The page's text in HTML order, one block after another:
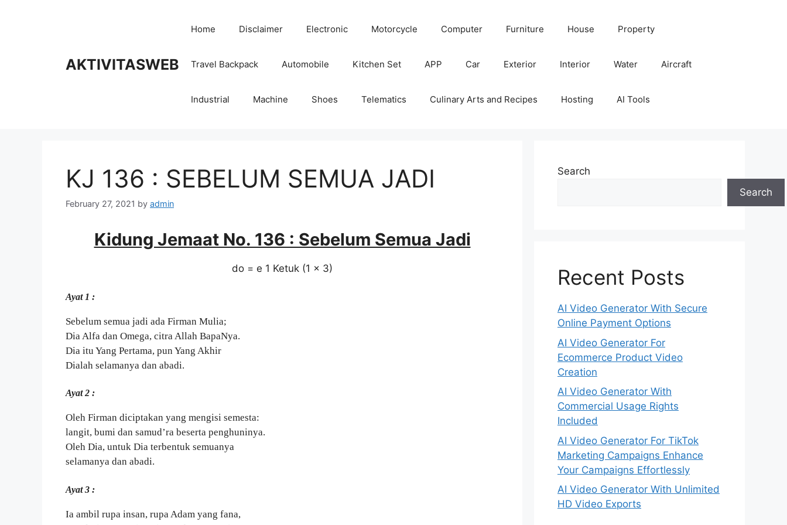
AKTIVITASWEB
Home Disclaimer Electronic Motorcycle Computer Furniture House Property
Travel Backpack Automobile Kitchen Set APP Car Exterior Interior Water Aircraft
Industrial Machine Shoes Telematics Culinary Arts and Recipes Hosting AI Tools
KJ 136 : SEBELUM SEMUA JADI
February 27, 2021 by admin
Kidung Jemaat No. 136 : Sebelum Semua Jadi
do = e 1 Ketuk (1 × 3)
Ayat 1 :
Sebelum semua jadi ada Firman Mulia;
Dia Alfa dan Omega, citra Allah BapaNya.
Dia itu Yang Pertama, pun Yang Akhir
Dialah selamanya dan abadi.
Ayat 2 :
Oleh Firman diciptakan yang mengisi semesta:
langit, bumi dan samud’ra beserta penghuninya.
Oleh Dia, untuk Dia terbentuk semuanya
selamanya dan abadi.
Ayat 3 :
Ia ambil rupa insan, rupa Adam yang fana,
Search
Search
Recent Posts
AI Video Generator With Secure
Online Payment Options
AI Video Generator For
Ecommerce Product Video
Creation
AI Video Generator With
Commercial Usage Rights
Included
AI Video Generator For TikTok
Marketing Campaigns Enhance
Your Campaigns Effortlessly
AI Video Generator With Unlimited
HD Video Exports